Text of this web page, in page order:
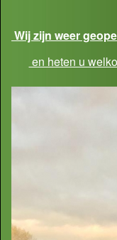
Wij zijn weer
en heten u